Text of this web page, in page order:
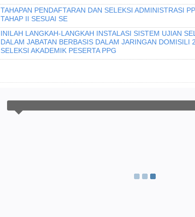
TAHAPAN PENDAFTARAN DAN SELEKSI ADMINISTRASI
TAHAP II SESUAI SE
INILAH LANGKAH-LANGKAH INSTALASI SISTEM UJIAN
DALAM JABATAN BERBASIS DALAM JARINGAN DOMISILI
SELEKSI AKADEMIK PESERTA PPG